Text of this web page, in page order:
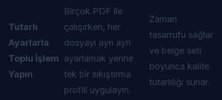
Tutarlı
Ayarlarla
Toplu İşlem
Yapın
Birçok PDF ile
çalışırken, her
dosyayı ayrı ayrı
ayarlamak yerine
tek bir sıkıştırma
profili uygulayın.
Zaman
tasarrufu sağlar
ve belge seti
boyunca kalite
tutarlılığı sunar.